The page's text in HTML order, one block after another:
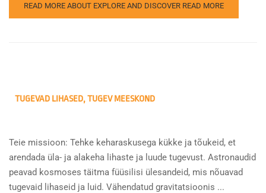
READ MORE ABOUT EXPLORE AND DISCOVER READ MORE
TUGEVAD LIHASED, TUGEV MEESKOND
Teie missioon: Tehke keharaskusega kükke ja tõukeid, et
arendada üla- ja alakeha lihaste ja luude tugevust. Astronaudid
peavad kosmoses täitma füüsilisi ülesandeid, mis nõuavad
tugevaid lihaseid ja luid. Vähendatud gravitatsioonis ...